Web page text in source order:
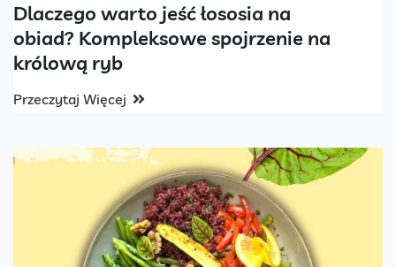
Dlaczego warto jeść łososia na
obiad? Kompleksowe spojrzenie na
królową ryb
Przeczytaj Więcej